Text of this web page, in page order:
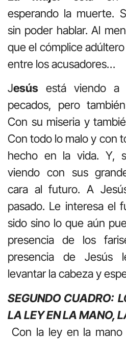
esperando la muerte.
sin poder hablar. Al
que el cómplice
entre los acusadores…
Jesús está viendo a
pecados, pero
Con su miseria y
Con todo lo malo y con
hecho en la vida. Y,
viendo con sus
cara al futuro. A
pasado. Le interesa el
sido sino lo que aún
presencia de los
presencia de Jesús
levantar la cabeza y
SEGUNDO CUADRO:
LA LEY EN LA MANO,
Con la ley en la